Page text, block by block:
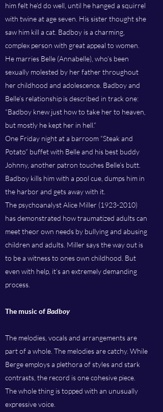
him felt he’d do well, until he hanged a squirrel
with twine at age seven. His sister thought she
saw him kill a cat. Badboy is a charming,
complex person with great appeal to women.
He marries Belle (Annabelle), who’s been
sexually molested by her father throughout
her childhood and adolescence. Badboy and
Belle’s relationship is described in track one:
“Badboy knew just how to take her to heaven,
but mostly he kept her in hell.”
One Friday night at a barroom “Steak and
Potato” buffet with Belle and his best buddy
Johnny, another patron touches Belle’s butt.
Badboy kills him with a pool cue, dumps him in
the harbor and gets away with it.
The psychoanalyst Alice Miller (1923-2010)
has demonstrated how traumatized adults can
meet theor own needs by bullying and abusing
children and adults. Miller says the way out is
to be a witness to ones own childhood. But
even with help, it’s an extremely demanding
process.
The music ofBadboy
The melodies, vocals and arrangements are
part of a whole. The melodies are catchy. While
Berge employs a plethora of styles and stark
contrasts, the record is one cohesive piece.
The whole thing is topped with an unusually
expressive voice.